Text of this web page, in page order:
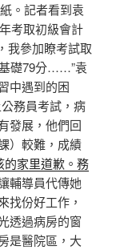
。記者看到袁
考取初級會計
我參加瞭考試取
礎79分……”袁
中遇到的困
務員考試，病
發展，他們回
）較難，成績
的家里道歉。務
輔導員代傳她
找份好工作，
透過病房的窗
是醫院區，大